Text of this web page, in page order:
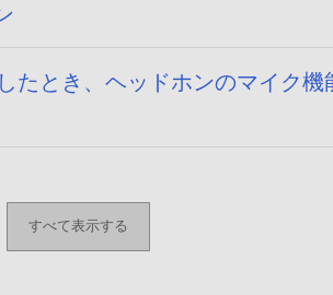
たとき、ヘッドホンのマイク
すべて表示する